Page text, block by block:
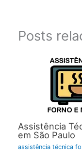
Posts
Assistência
em São Paulo
assistência técnica